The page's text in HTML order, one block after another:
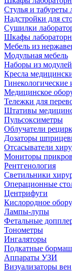
Стулья и табуреты
Надстройки для
Сушилки
Шкафы
Мебель из
Модульная мебель
Наборы из модулей
Кресла
Гинекологические
Медицинское
Тележки для
Штативы
Пульсоксиметры
Облучатели
Дозаторы
Отсасыватели
Мониторы
Рентгенология
Светильники
Операционные
Центрифуги
Кислородное
Лампы-лупы
Фетальные
Тонометры
Ингаляторы
Подкатные
Аппараты УЗИ
Визуализаторы вен